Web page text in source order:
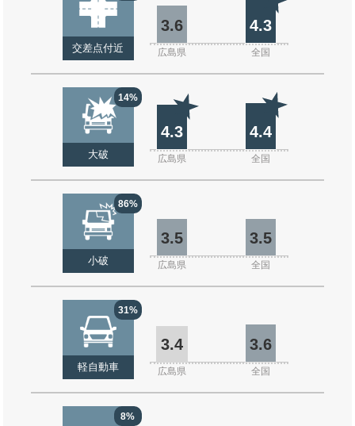
交差点付近
3.6 4.3
広島県 全国
14%
大破
4.3 4.4
広島県 全国
86%
小破
3.5 3.5
広島県 全国
31%
軽自動車
3.4 3.6
広島県 全国
8%